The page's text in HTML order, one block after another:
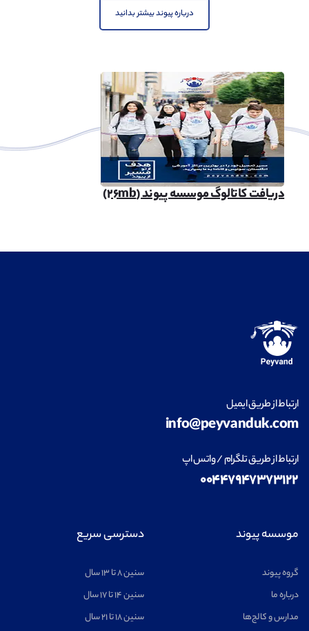
درباره پیوند بیشتر بدانید
دریافت کاتالوگ موسسه پیوند (۲۶mb)
ارتباط از طریق ایمیل
info@peyvanduk.com
ارتباط از طریق تلگرام / واتس اپ
۰۰۴۴۷۹۴۷۳۷۳۱۲۲
موسسه پیوند
گروه پیوند
درباره ما
مدارس و کالج‌ها
دسترسی سریع
سنین ۸ تا ۱۳ سال
سنین ۱۴ تا ۱۷ سال
سنین ۱۸ تا ۲۱ سال